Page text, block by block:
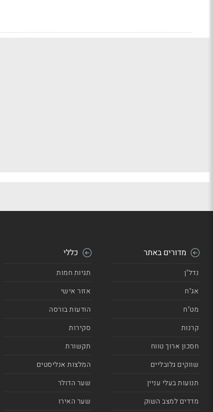
מדורים באתר
נדל"ן
אג"ח
מט"ח
קרנות
חסכון ארוך טווח
שווקים גלובליים
תנועות בעלי עניין
מדדים למצב השוק
כללי
תגיות חמות
אזור אישי
הודעות בורסה
סקירות
תקשורת
המלצות אנליסטים
שער הדולר
שער האירו